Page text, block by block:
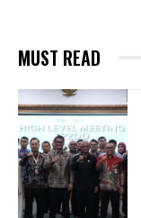
MUST READ